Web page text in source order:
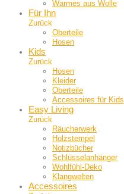
Warmes aus Wolle
Für Ihn
Zurück
Oberteile
Hosen
Kids
Zurück
Hosen
Kleider
Oberteile
Accessoires für Kids
Easy Living
Zurück
Räucherwerk
Holzstempel
Notizbücher
Schlüsselanhänger
Wohlfühl-Deko
Klangwelten
Accessoires